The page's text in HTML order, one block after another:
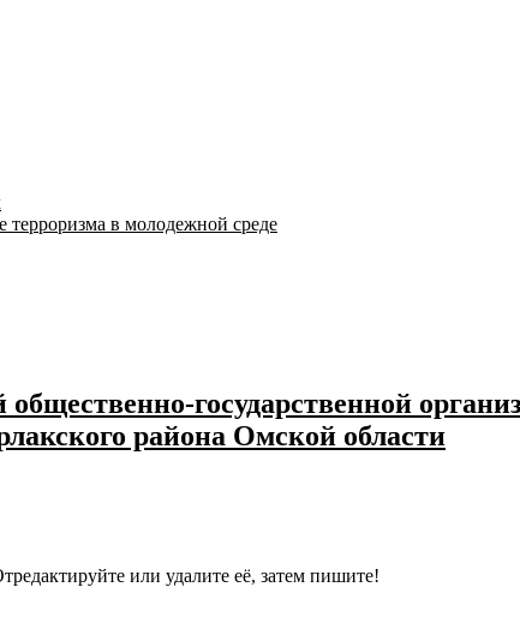
в молодежной среде
государственной
района Омской области
или удалите её, затем пишите!